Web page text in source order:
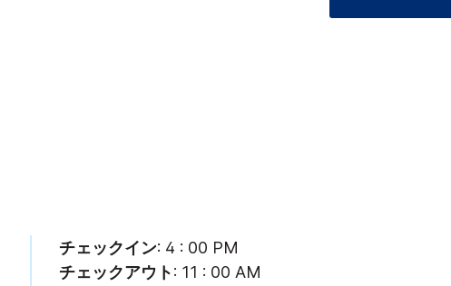
チェックイン: 4 : 00 PM
チェックアウト: 11 : 00 AM